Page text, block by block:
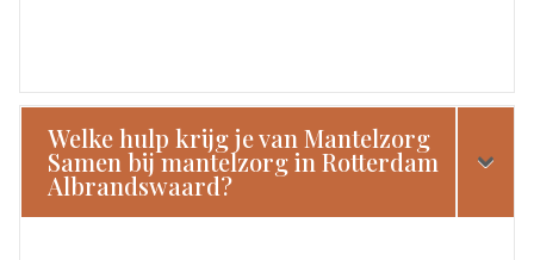
Welke hulp krijg je van Mantelzorg
Samen bij mantelzorg in Rotterdam
Albrandswaard?